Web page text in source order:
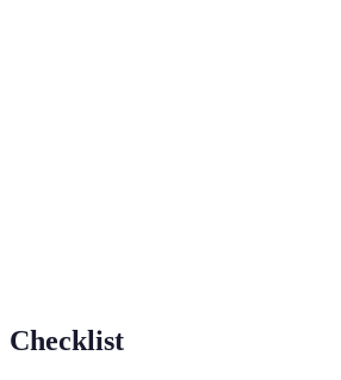
Checklist